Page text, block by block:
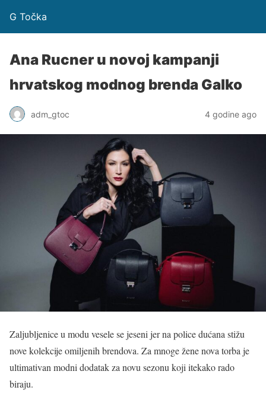
G Točka
Ana Rucner u novoj kampanji
hrvatskog modnog brenda Galko
adm_gtoc 4 godine ago
Zaljubljenice u modu vesele se jeseni jer na police dućana stižu
nove kolekcije omiljenih brendova. Za mnoge žene nova torba je
ultimativan modni dodatak za novu sezonu koji itekako rado
biraju.